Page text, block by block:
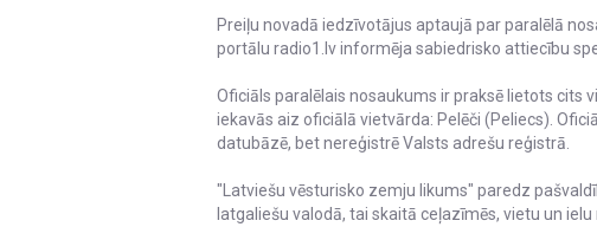
Preiļu novadā iedzīvotājus aptaujā par paralēlā
portālu radio1.lv informēja sabiedrisko attiecību
Oficiāls paralēlais nosaukums ir praksē lietots cits
iekavās aiz oficiālā vietvārda: Pelēči (Peliecs).
datubāzē, bet nereģistrē Valsts adrešu reģistrā.
"Latviešu vēsturisko zemju likums" paredz
latgaliešu valodā, tai skaitā ceļazīmēs, vietu un ielu